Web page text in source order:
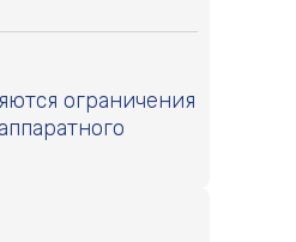
ограничения